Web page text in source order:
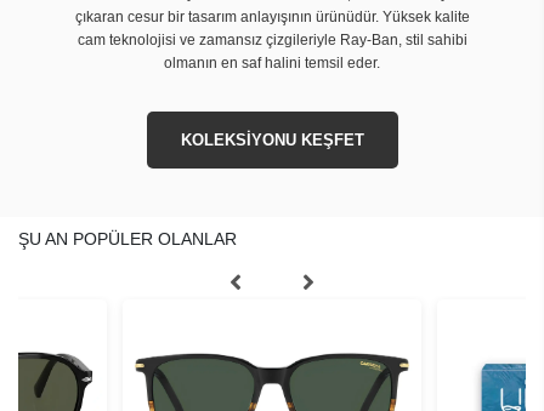
çıkaran cesur bir tasarım anlayışının ürünüdür. Yüksek kalite
cam teknolojisi ve zamansız çizgileriyle Ray-Ban, stil sahibi
olmanın en saf halini temsil eder.
KOLEKSİYONU KEŞFET
ŞU AN POPÜLER OLANLAR